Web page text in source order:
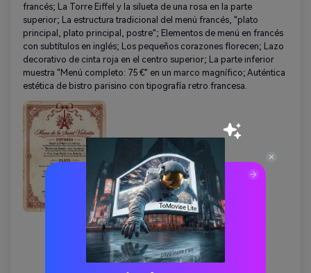
francés; La Torre Eiffel y la silueta de una rosa en la parte
superior; La estructura tradicional del menú francés, "plato
principal, plato principal, postre"; Elementos de menú en francés
con subtítulos en inglés; Los pequeños corazones florecen; Lazo
decorativo de cinta roja en el centro superior; La parte inferior
muestra "Menú completo: 75 €" en un marco magnífico; Auténtica
estética de bistro parisino con tipografía retro francesa.
Copiar